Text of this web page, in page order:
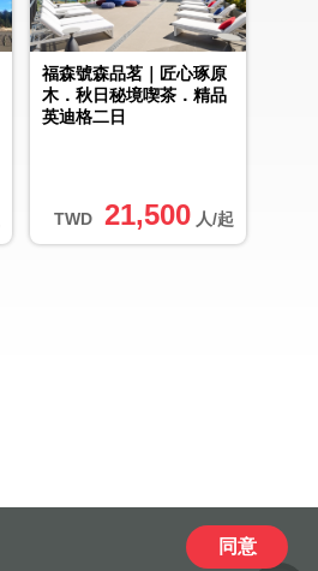
TWD 21,500 人/起
福森號森品茗｜匠心琢原
木．秋日秘境喫茶．精品
英迪格二日
同意